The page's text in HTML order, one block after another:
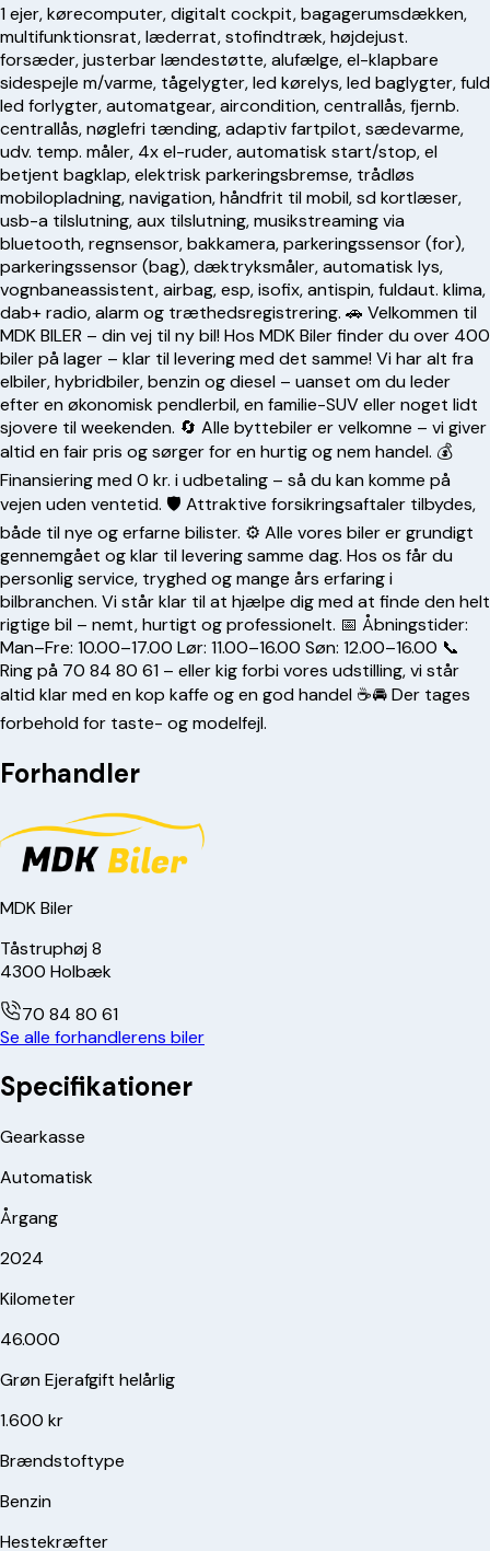
1 ejer, kørecomputer, digitalt cockpit, bagagerumsdækken,
multifunktionsrat, læderrat, stofindtræk, højdejust.
forsæder, justerbar lændestøtte, alufælge, el-klapbare
sidespejle m/varme, tågelygter, led kørelys, led baglygter, fuld
led forlygter, automatgear, aircondition, centrallås, fjernb.
centrallås, nøglefri tænding, adaptiv fartpilot, sædevarme,
udv. temp. måler, 4x el-ruder, automatisk start/stop, el
betjent bagklap, elektrisk parkeringsbremse, trådløs
mobilopladning, navigation, håndfrit til mobil, sd kortlæser,
usb-a tilslutning, aux tilslutning, musikstreaming via
bluetooth, regnsensor, bakkamera, parkeringssensor (for),
parkeringssensor (bag), dæktryksmåler, automatisk lys,
vognbaneassistent, airbag, esp, isofix, antispin, fuldaut. klima,
dab+ radio, alarm og træthedsregistrering. 🚗 Velkommen til
MDK BILER – din vej til ny bil! Hos MDK Biler finder du over 400
biler på lager – klar til levering med det samme! Vi har alt fra
elbiler, hybridbiler, benzin og diesel – uanset om du leder
efter en økonomisk pendlerbil, en familie-SUV eller noget lidt
sjovere til weekenden. 🔄 Alle byttebiler er velkomne – vi giver
altid en fair pris og sørger for en hurtig og nem handel. 💰
Finansiering med 0 kr. i udbetaling – så du kan komme på
vejen uden ventetid. 🛡️ Attraktive forsikringsaftaler tilbydes,
både til nye og erfarne bilister. ⚙️ Alle vores biler er grundigt
gennemgået og klar til levering samme dag. Hos os får du
personlig service, tryghed og mange års erfaring i
bilbranchen. Vi står klar til at hjælpe dig med at finde den helt
rigtige bil – nemt, hurtigt og professionelt. 📅 Åbningstider:
Man–Fre: 10.00–17.00 Lør: 11.00–16.00 Søn: 12.00–16.00 📞
Ring på 70 84 80 61 – eller kig forbi vores udstilling, vi står
altid klar med en kop kaffe og en god handel ☕🚘 Der tages
forbehold for taste- og modelfejl.
Forhandler
MDK Biler
Tåstruphøj 8
4300 Holbæk
70 84 80 61
Se alle forhandlerens biler
Specifikationer
Gearkasse
Automatisk
Årgang
2024
Kilometer
46.000
Grøn Ejerafgift helårlig
1.600 kr
Brændstoftype
Benzin
Hestekræfter